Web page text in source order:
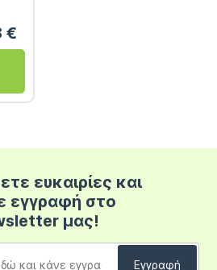
€
ευκαιρίες και
εγγραφή στο
μας!